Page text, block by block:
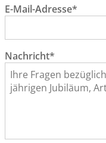
E-Mail-Adresse*
Nachricht*